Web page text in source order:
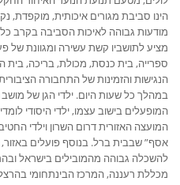
הינו סביבת מגורים איכותית, מוקפדת,
מודעות גבוהה לאיכות הסביבה בקרב
מציע לתושביו קשת עשירה ומגוונת של
ספרייה, בית כנסת, מכולת, בריכה, בית
הנגישות והזמינות של התחבורה
במהלך כל שעות היום. ילדי הגן של
המופעלים בישוב עצמו, ילדי היסודי
המועצה האזורית דרום השרון וילדי
אסף” שבבית ברל. בנוסף פועלים
להשכלה גבוהה מהמובילים בישראל
מכללת רעננה, המרכז הבינתחומי